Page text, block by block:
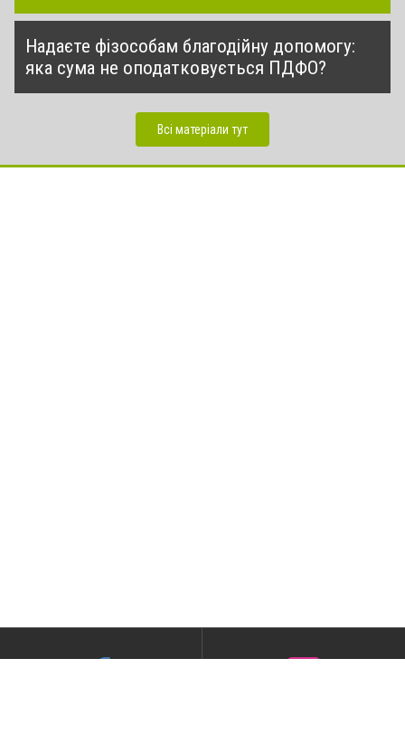
Надаєте фізособам благодійну допомогу:
яка сума не оподатковується ПДФО?
Всі матеріали тут